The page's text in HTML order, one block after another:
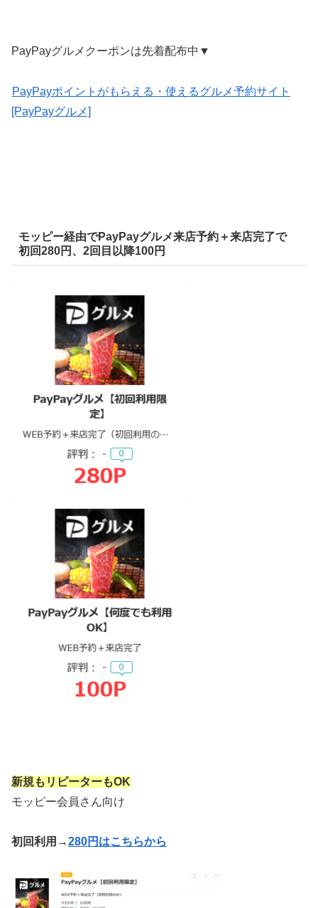
PayPayグルメクーポンは先着配布中▼
PayPayポイントがもらえる・使えるグルメ予約サイト
[PayPayグルメ]
モッピー経由でPayPayグルメ来店予約＋来店完了で
初回280円、2回目以降100円
新規もリピーターもOK
モッピー会員さん向け
初回利用→280円はこちらから